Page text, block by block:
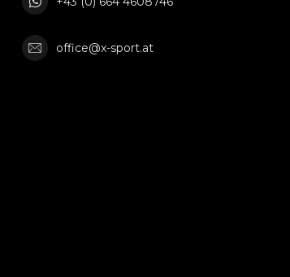
office@x-sport.at